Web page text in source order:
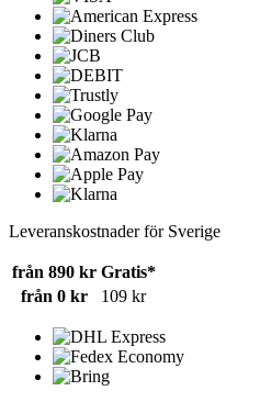
Leveranskostnader för Sverige
från 890 kr Gratis*
från 0 kr
109 kr